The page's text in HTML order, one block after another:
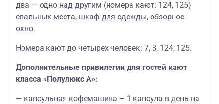
два — одно над другим (номера кают: 124, 125)
спальных места, шкаф для одежды, обзорное
окно.
Номера кают до четырех человек: 7, 8, 124, 125.
Дополнительные привилегии для гостей кают
класса «Полулюкс А»:
— капсульная кофемашина – 1 капсула в день на